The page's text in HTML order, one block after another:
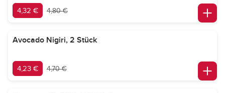
4,32 € 4,80 €
Avocado Nigiri, 2 Stück
4,23 € 4,70 €